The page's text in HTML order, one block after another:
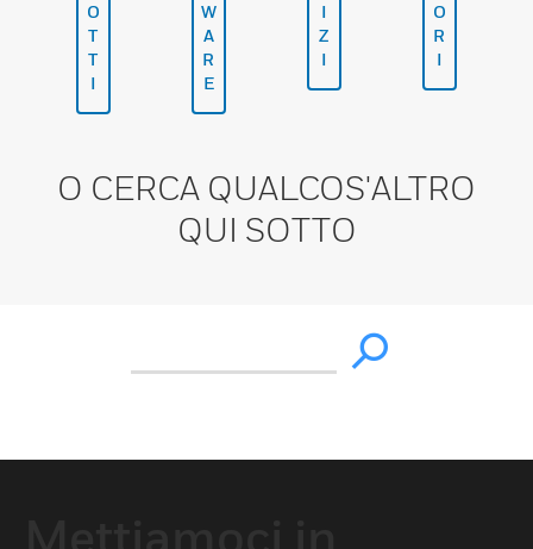
O
T
T
I
W
A
R
E
I
Z
I
O
R
I
O CERCA QUALCOS'ALTRO
QUI SOTTO